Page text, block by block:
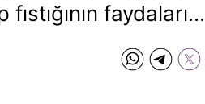
faydaları...